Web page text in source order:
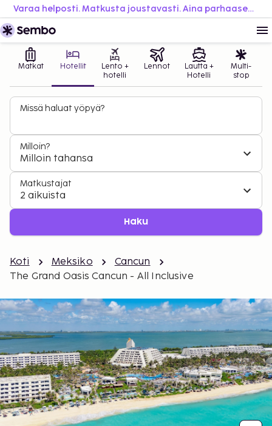
Varaa helposti. Matkusta joustavasti. Aina parhaaseen hintaan.
Matkat Hotellit
Lento +
hotelli
Lennot
Lautta +
Hotelli
Multi-
stop
Missä haluat yöpyä?
Milloin?
Milloin tahansa
Matkustajat
2 aikuista
Haku
Koti Meksiko
Cancun
The Grand Oasis Cancun - All Inclusive